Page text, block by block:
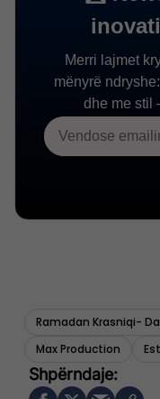
Ramadan Krasniqi-
Max Production